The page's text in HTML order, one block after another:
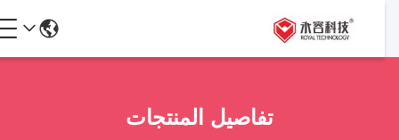
تفاصيل المنتجات